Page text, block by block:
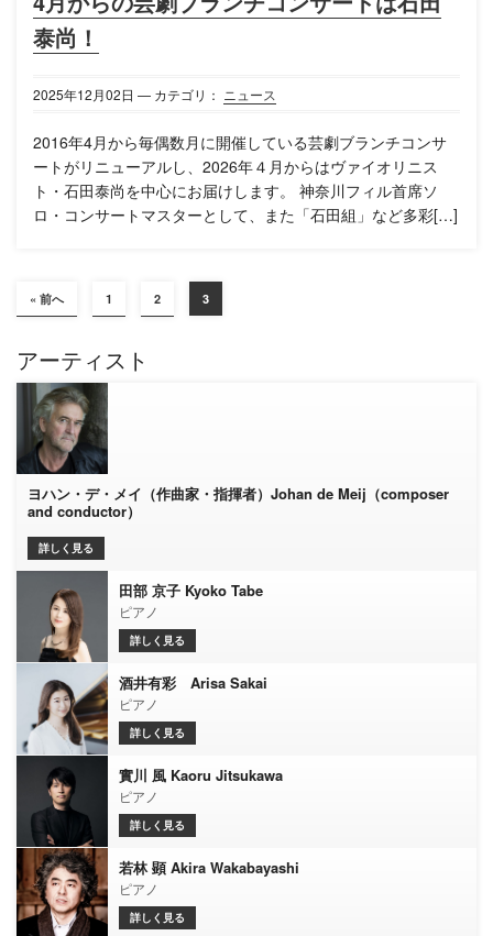
泰尚！
2025年12月02日 — カテゴリ： ニュース
2016年4月から毎偶数月に開催している芸劇ブランチコンサ
ートがリニューアルし、2026年４月からはヴァイオリニス
ト・石田泰尚を中心にお届けします。 神奈川フィル首席ソ
ロ・コンサートマスターとして、また「石田組」など多彩[…]
« 前へ 1 2 3
アーティスト
ヨハン・デ・メイ（作曲家・指揮者）Johan de Meij（composer
and conductor）
詳しく見る
田部 京子 Kyoko Tabe
ピアノ
詳しく見る
酒井有彩 Arisa Sakai
ピアノ
詳しく見る
實川 風 Kaoru Jitsukawa
ピアノ
詳しく見る
若林 顕 Akira Wakabayashi
ピアノ
詳しく見る